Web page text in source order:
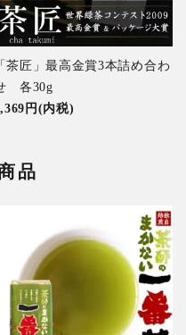
「茶匠」最高金賞3本詰め合わ
各30g
円(内税)
品